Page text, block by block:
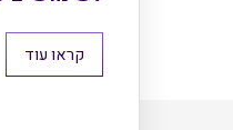
קראו עוד